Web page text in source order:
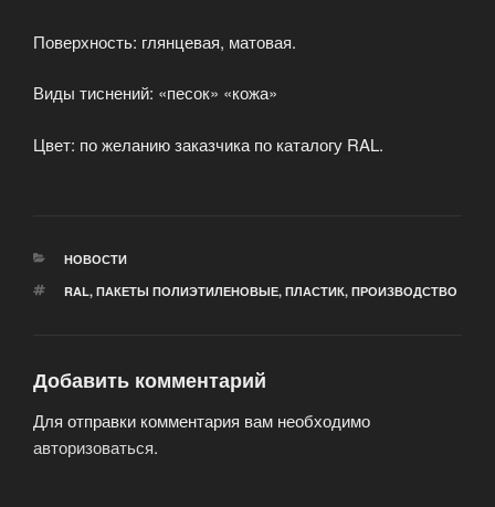
Поверхность: глянцевая, матовая.
Виды тиснений: «песок» «кожа»
Цвет: по желанию заказчика по каталогу RAL.
РУБРИКИ
НОВОСТИ
МЕТКИ
RAL, ПАКЕТЫ ПОЛИЭТИЛЕНОВЫЕ, ПЛАСТИК, ПРОИЗВОДСТВО
Добавить комментарий
Для отправки комментария вам необходимо
авторизоваться.